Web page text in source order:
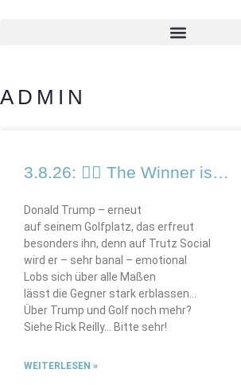
ADMIN
3.8.26: 🏌️‍♂️ The Winner is…
Donald Trump – erneut
auf seinem Golfplatz, das erfreut
besonders ihn, denn auf Trutz Social
wird er – sehr banal – emotional
Lobs sich über alle Maßen
lässt die Gegner stark erblassen…
Über Trump und Golf noch mehr?
Siehe Rick Reilly… Bitte sehr!
WEITERLESEN »